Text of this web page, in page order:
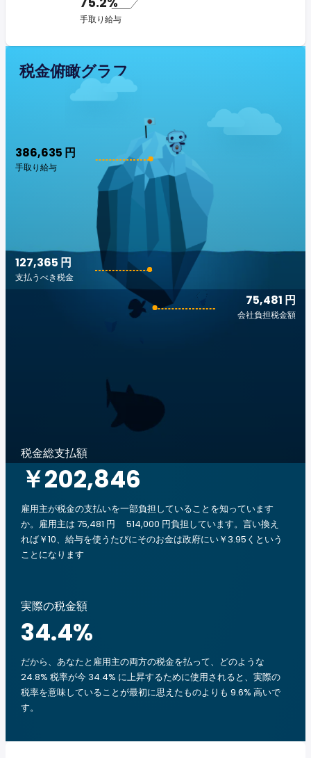
手取り給与
税金俯瞰グラフ
386,635 円
手取り給与
75,481 円
会社負担税金額
127,365 円
支払うべき税金
税金総支払額
￥202,846
雇用主が税金の支払いを一部負担していることを知っています
か。雇用主は 75,481 円 514,000 円負担しています。言い換え
れば￥10、給与を使うたびにそのお金は政府にい￥3.95くという
ことになります
実際の税金額
34.4%
だから、あなたと雇用主の両方の税金を払って、どのような
24.8% 税率が今 34.4% に上昇するために使用されると、実際の
税率を意味していることが最初に思えたものよりも 9.6% 高いで
す。